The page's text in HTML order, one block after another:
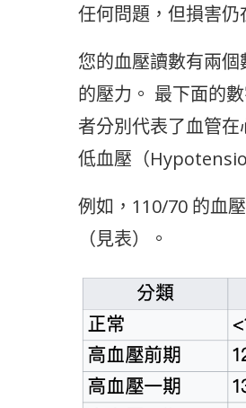
任何問題，但損害仍
您的血壓讀數有兩
的壓力。 最下面的
者分別代表了血管
低血壓（
例如，110/70 的血
（見表）。